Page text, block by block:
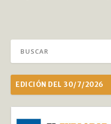
EDICIÓN DEL 30/7/2026